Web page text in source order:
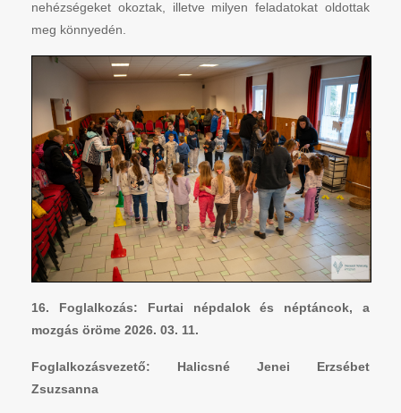
nehézségeket okoztak, illetve milyen feladatokat oldottak
meg könnyedén.
16. Foglalkozás: Furtai népdalok és néptáncok, a
mozgás öröme 2026. 03. 11.
Foglalkozásvezető: Halicsné Jenei Erzsébet
Zsuzsanna